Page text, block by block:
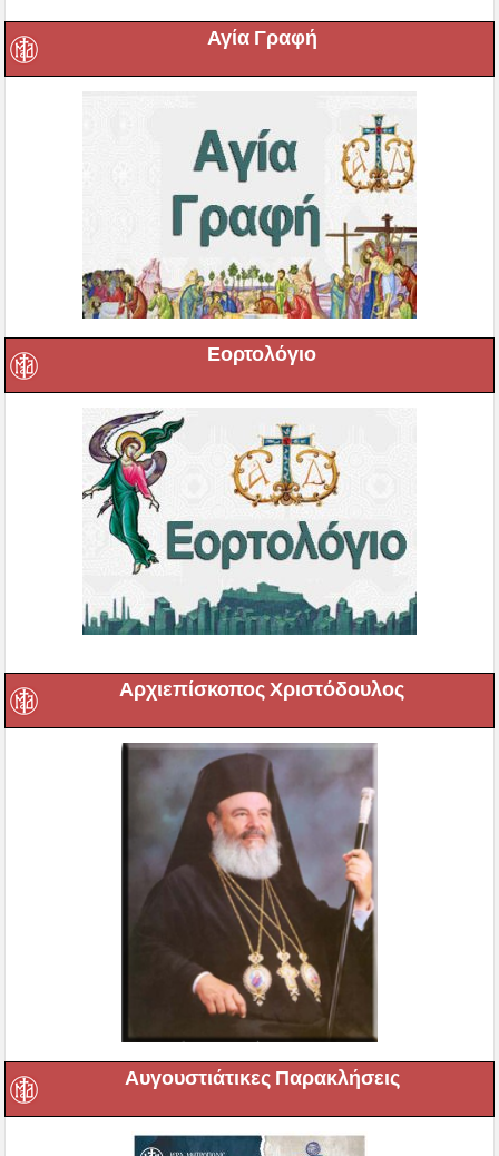
Αγία Γραφή
Εορτολόγιο
Αρχιεπίσκοπος Χριστόδουλος
Αυγουστιάτικες Παρακλήσεις